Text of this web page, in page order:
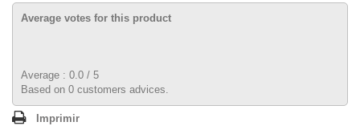
Average votes for this product
Average : 0.0 / 5
Based on 0 customers advices.
Imprimir